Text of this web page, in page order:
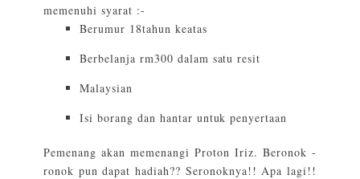
memenuhi syarat :-
Berumur 18tahun keatas
Berbelanja rm300 dalam satu resit
Malaysian
Isi borang dan hantar untuk penyertaan
Pemenang akan memenangi Proton Iriz. Beronok -
ronok pun dapat hadiah?? Seronoknya!! Apa lagi!!